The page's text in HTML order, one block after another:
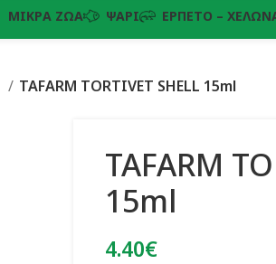
ΜΙΚΡΆ ΖΏΑ ΨΆΡΙ ΕΡΠΕΤΌ –
TAFARM TORTIVET SHELL 15ml
TAFARM
15ml
4.40€